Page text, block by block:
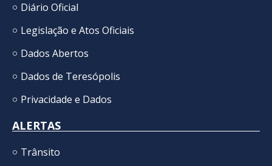
Diário Oficial
Legislação e Atos Oficiais
Dados Abertos
Dados de Teresópolis
Privacidade e Dados
ALERTAS
Trânsito